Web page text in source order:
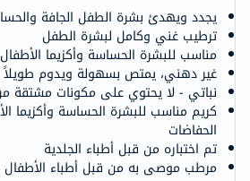
يجدد ويهدئ بشرة الطفل الجافة
ترطيب غني وكامل لبشرة الطفل
مناسب للبشرة الحساسة وأكزيما
غير دهني، يمتص بسهولة ويدوم طويلاً
نباتي - لا يحتوي على مكونات مشتقة من
كريم مناسب للبشرة الحساسة وأكزيما
الحفاضات
تم اختباره من قبل أطباء الجلدية
مرطب موصى به من قبل أطباء الأطفال